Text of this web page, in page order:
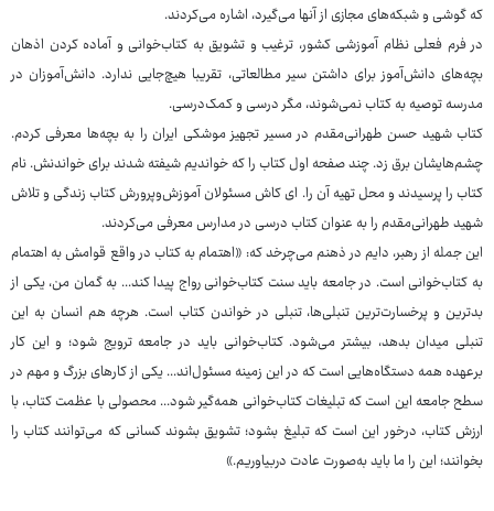
که گوشی و شبکه‌های مجازی از آنها می‌گیرد، اشاره می‌کردند.
در فرم فعلی نظام آموزشی کشور، ترغیب و تشویق به کتاب‌خوانی و آماده کردن اذهان
بچه‌های دانش‌آموز برای داشتن سیر مطالعاتی، تقریبا هیچ‌جایی ندارد. دانش‌آموزان در
مدرسه توصیه به کتاب نمی‌شوند، مگر درسی و کمک‌درسی.
کتاب شهید حسن طهرانی‌مقدم در مسیر تجهیز موشکی ایران را به بچه‌ها معرفی کردم.
چشم‌هایشان برق زد. چند صفحه اول کتاب را که خواندیم شیفته شدند برای خواندنش. نام
کتاب را پرسیدند و محل تهیه آن را. ای کاش مسئولان آموزش‌وپرورش کتاب زندگی و تلاش
شهید طهرانی‌مقدم را به عنوان کتاب درسی در مدارس معرفی می‌کردند.
این جمله از رهبر، دایم در ذهنم می‌چرخد که: «اهتمام به کتاب در واقع قوامش به اهتمام
به کتاب‌خوانی است. در جامعه باید سنت کتاب‌خوانی رواج پیدا کند... به گمان من، یکی از
بدترین و پرخسارت‌ترین تنبلی‌ها، تنبلی در خواندن کتاب است. هرچه هم انسان به این
تنبلی میدان بدهد، بیشتر می‌شود. کتاب‌خوانی باید در جامعه ترویج شود؛ و این کار
برعهده‌ همه‌ دستگاه‌هایی است که در این زمینه مسئول‌اند... یکی از کارهای بزرگ و مهم در
سطح جامعه این است که تبلیغات کتاب‌خوانی همه‌گیر شود... محصولی با عظمت کتاب، با
ارزش کتاب، درخور این است که تبلیغ بشود؛ تشویق بشوند کسانی که می‌توانند کتاب را
بخوانند؛ این را ما باید به‌صورت عادت دربیاوریم.»